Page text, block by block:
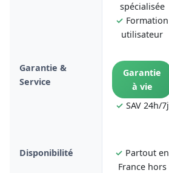
spécialisée
✓ Formation
utilisateur
Garantie &
Service
Garantie
à vie
✓ SAV 24h/7j
Disponibilité ✓ Partout en
France hors